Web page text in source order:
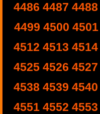
4486 4487 4488
4499 4500 4501
4512 4513 4514
4525 4526 4527
4538 4539 4540
4551 4552 4553